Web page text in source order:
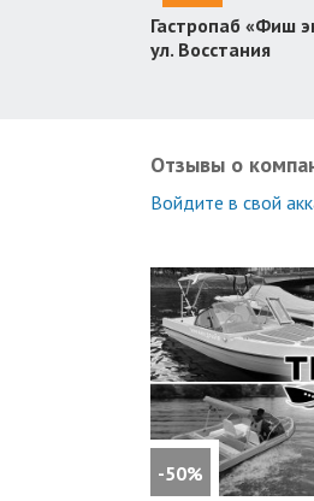
Гастропаб «Фиш
ул. Восстания
Отзывы о
Войдите в свой
-50%